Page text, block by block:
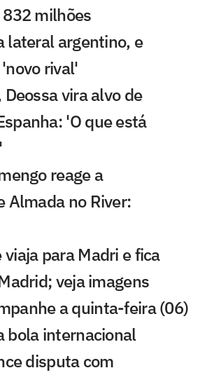
milhões
lateral argentino, e
rival'
vira alvo de
'O que está
reage a
Almada no River:
para Madri e fica
veja imagens
a quinta-feira (06)
bola internacional
disputa com